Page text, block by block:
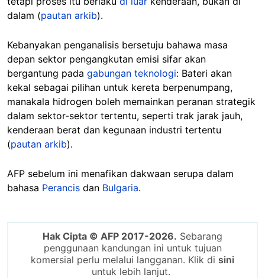
dalam (pautan arkib).
Kebanyakan penganalisis bersetuju bahawa masa
depan sektor pengangkutan emisi sifar akan
bergantung pada gabungan teknologi: Bateri akan
kekal sebagai pilihan untuk kereta berpenumpang,
manakala hidrogen boleh memainkan peranan strategik
dalam sektor-sektor tertentu, seperti trak jarak jauh,
kenderaan berat dan kegunaan industri tertentu
(pautan arkib).
AFP sebelum ini menafikan dakwaan serupa dalam
bahasa Perancis dan Bulgaria.
Hak Cipta © AFP 2017-2026. Sebarang
penggunaan kandungan ini untuk tujuan
komersial perlu melalui langganan. Klik di sini
untuk lebih lanjut.